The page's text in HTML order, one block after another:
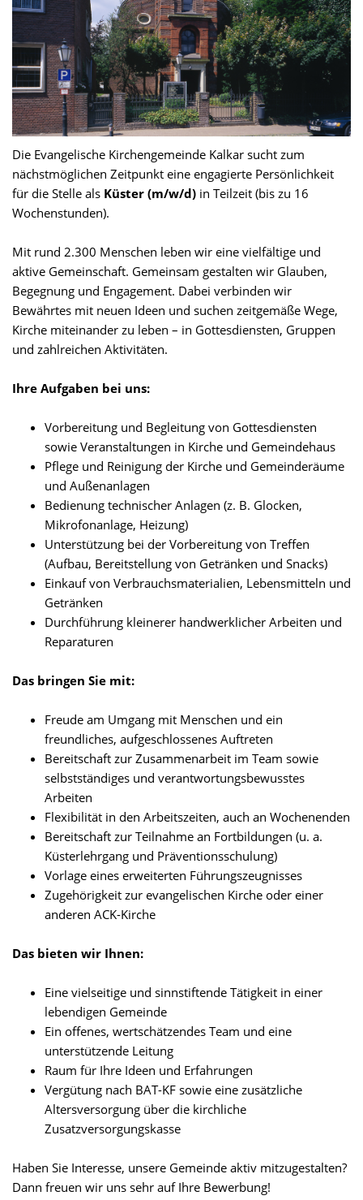
Die Evangelische Kirchengemeinde Kalkar sucht zum
nächstmöglichen Zeitpunkt eine engagierte Persönlichkeit
für die Stelle als Küster (m/w/d) in Teilzeit (bis zu 16
Wochenstunden).
Mit rund 2.300 Menschen leben wir eine vielfältige und
aktive Gemeinschaft. Gemeinsam gestalten wir Glauben,
Begegnung und Engagement. Dabei verbinden wir
Bewährtes mit neuen Ideen und suchen zeitgemäße Wege,
Kirche miteinander zu leben – in Gottesdiensten, Gruppen
und zahlreichen Aktivitäten.
Ihre Aufgaben bei uns:
Vorbereitung und Begleitung von Gottesdiensten
sowie Veranstaltungen in Kirche und Gemeindehaus
Pflege und Reinigung der Kirche und Gemeinderäume
und Außenanlagen
Bedienung technischer Anlagen (z. B. Glocken,
Mikrofonanlage, Heizung)
Unterstützung bei der Vorbereitung von Treffen
(Aufbau, Bereitstellung von Getränken und Snacks)
Einkauf von Verbrauchsmaterialien, Lebensmitteln und
Getränken
Durchführung kleinerer handwerklicher Arbeiten und
Reparaturen
Das bringen Sie mit:
Freude am Umgang mit Menschen und ein
freundliches, aufgeschlossenes Auftreten
Bereitschaft zur Zusammenarbeit im Team sowie
selbstständiges und verantwortungsbewusstes
Arbeiten
Flexibilität in den Arbeitszeiten, auch an Wochenenden
Bereitschaft zur Teilnahme an Fortbildungen (u. a.
Küsterlehrgang und Präventionsschulung)
Vorlage eines erweiterten Führungszeugnisses
Zugehörigkeit zur evangelischen Kirche oder einer
anderen ACK-Kirche
Das bieten wir Ihnen:
Eine vielseitige und sinnstiftende Tätigkeit in einer
lebendigen Gemeinde
Ein offenes, wertschätzendes Team und eine
unterstützende Leitung
Raum für Ihre Ideen und Erfahrungen
Vergütung nach BAT-KF sowie eine zusätzliche
Altersversorgung über die kirchliche
Zusatzversorgungskasse
Haben Sie Interesse, unsere Gemeinde aktiv mitzugestalten?
Dann freuen wir uns sehr auf Ihre Bewerbung!